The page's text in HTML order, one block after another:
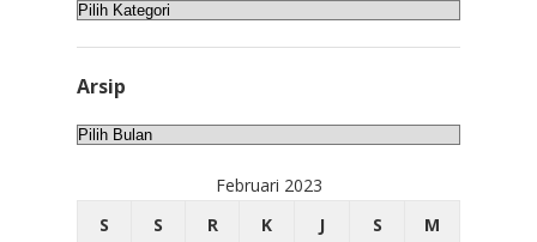
Kategori
Arsip
Arsip
Februari 2023
S
S R K J S M